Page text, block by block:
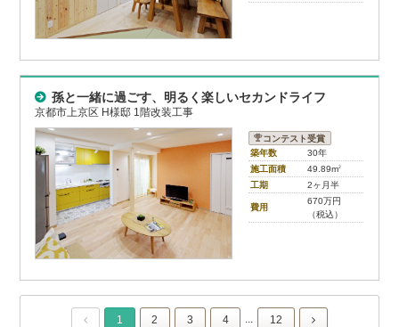
孫と一緒に過ごす、明るく楽しいセカンドライフ
京都市上京区 H様邸 1階改装工事
コンテスト受賞
築年数
30年
施工面積
49.89m2
工期 2ヶ月半
費用
670万円
（税込）
1 2 3 4 ... 12